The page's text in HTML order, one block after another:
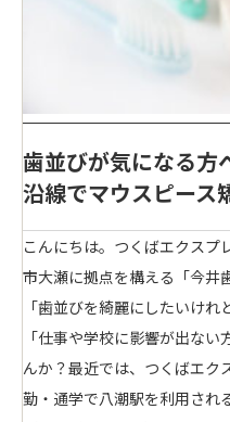
歯並びが気になる方
沿線でマウスピース
こんにちは。つくばエクスプ
市大瀬に拠点を構える「今井
「歯並びを綺麗にしたいけれ
「仕事や学校に影響が出な
んか？最近では、つくばエク
勤・通学で八潮駅を利用され